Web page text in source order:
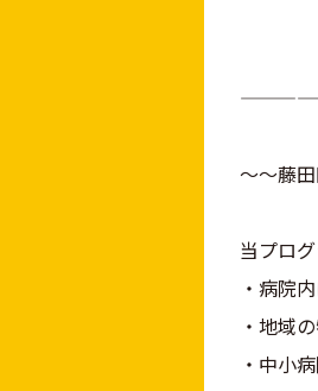
～～藤
当プロ
・病院
・地域
・中小